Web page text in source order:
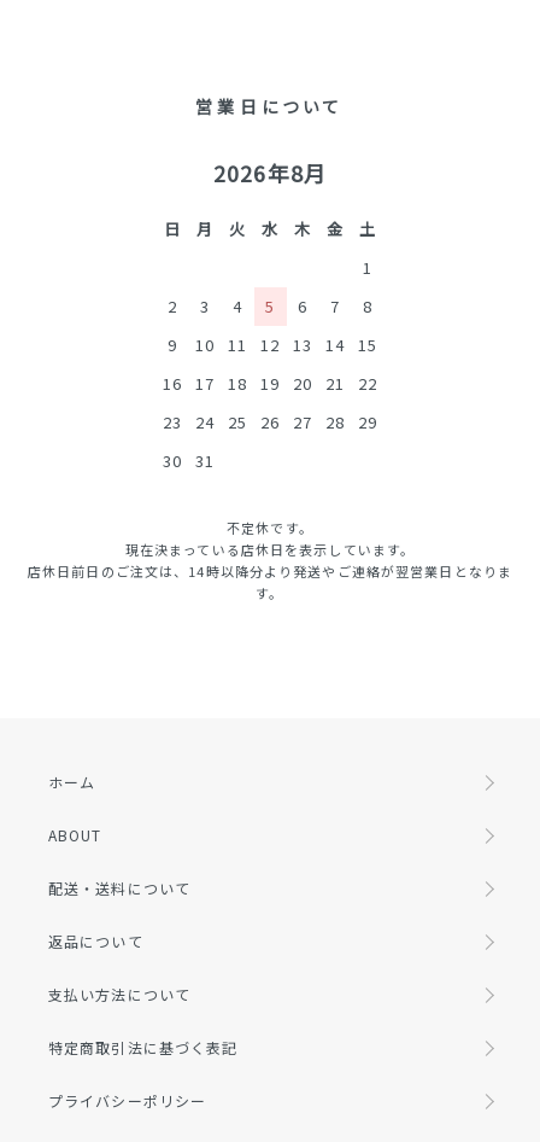
営業日について
2026年8月
日 月 火 水 木 金
土
1
2
3 4 5 6 7
8
9
10 11 12 13 14
15
16
17 18 19 20 21
22
23
24 25 26 27 28
29
30
31
不定休です。
現在決まっている店休日を表示しています。
店休日前日のご注文は、14時以降分より発送やご連絡が翌営業日となりま
す。
ホーム
ABOUT
配送・送料について
返品について
支払い方法について
特定商取引法に基づく表記
プライバシーポリシー